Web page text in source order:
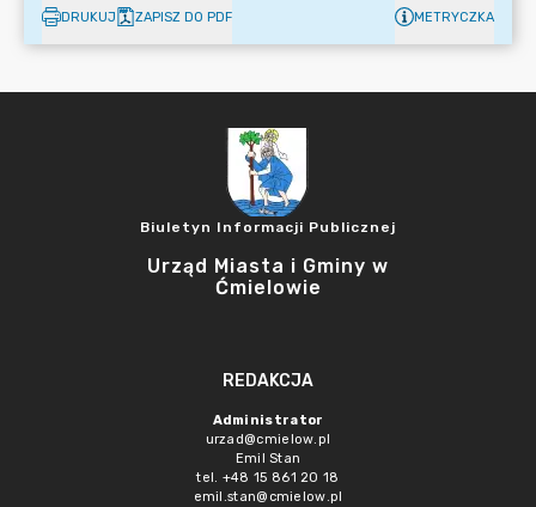
DRUKUJ ZAPISZ DO PDF METRYCZKA
Biuletyn Informacji Publicznej
Urząd Miasta i Gminy w
Ćmielowie
REDAKCJA
Administrator
urzad@cmielow.pl
Emil Stan
tel. +48 15 861 20 18
emil.stan@cmielow.pl